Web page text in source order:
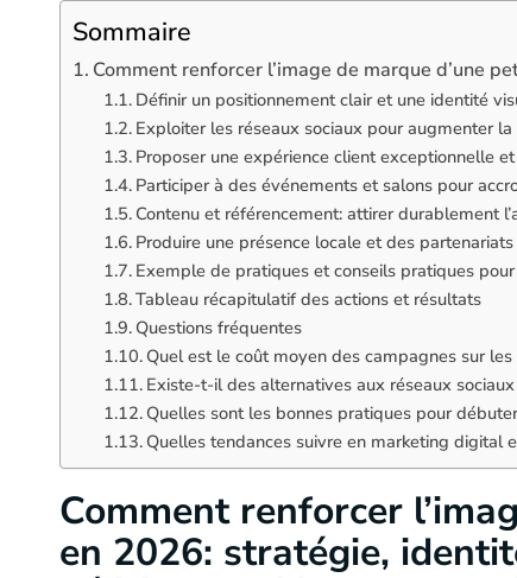
Sommaire
Comment renforcer l’image de marque d’une
Définir un positionnement clair et une identité
Exploiter les réseaux sociaux pour augmenter
Proposer une expérience client exceptionnelle
Participer à des événements et salons pour
Contenu et référencement: attirer durablement
Produire une présence locale et des partenariats
Exemple de pratiques et conseils pratiques
Tableau récapitulatif des actions et résultats
Questions fréquentes
Quel est le coût moyen des campagnes sur
Existe-t-il des alternatives aux réseaux
Quelles sont les bonnes pratiques pour
Quelles tendances suivre en marketing digital
Comment renforcer
en 2026: stratégie,